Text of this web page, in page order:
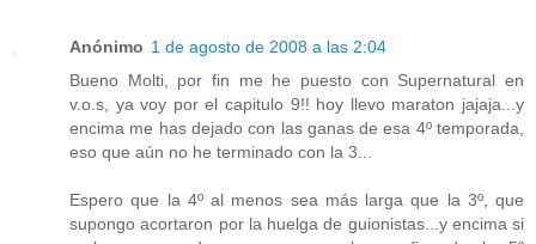
Anónimo 1 de agosto de 2008 a las 2:04
Bueno Molti, por fin me he puesto con Supernatural en
v.o.s, ya voy por el capitulo 9!! hoy llevo maraton jajaja...y
encima me has dejado con las ganas de esa 4º temporada,
eso que aún no he terminado con la 3...
Espero que la 4º al menos sea más larga que la 3º, que
supongo acortaron por la huelga de guionistas...y encima si